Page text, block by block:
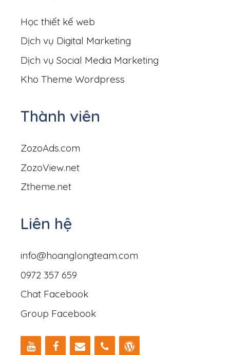
Học thiết kế web
Dịch vụ Digital Marketing
Dịch vụ Social Media Marketing
Kho Theme Wordpress
Thành viên
ZozoAds.com
ZozoView.net
Ztheme.net
Liên hệ
info@hoanglongteam.com
0972 357 659
Chat Facebook
Group Facebook